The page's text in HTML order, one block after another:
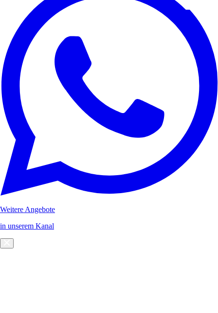
Weitere Angebote
in unserem Kanal